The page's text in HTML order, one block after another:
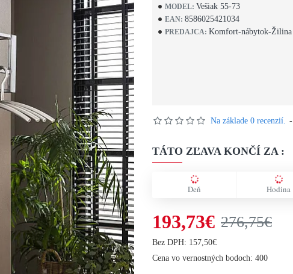
MODEL: Vešiak 55-73
EAN: 8586025421034
PREDAJCA: Komfort-nábytok-Žilina
Na základe 0 recenzií. -
TÁTO ZĽAVA KONČÍ ZA :
Deň Hodina
193,73€ 276,75€
Bez DPH: 157,50€
Cena vo vernostných bodoch: 400